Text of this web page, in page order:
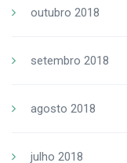
outubro 2018
setembro 2018
agosto 2018
julho 2018